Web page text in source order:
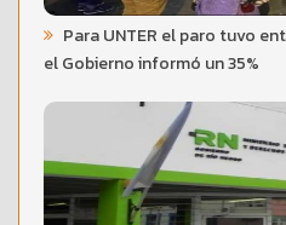
Para UNTER el paro tuvo
el Gobierno informó un 35%